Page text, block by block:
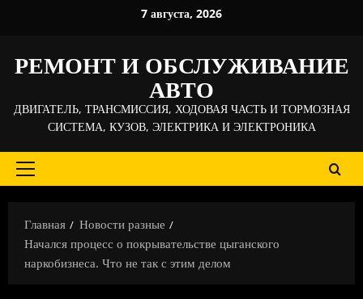
7 августа, 2026
РЕМОНТ И ОБСЛУЖИВАНИЕ
АВТО
ДВИГАТЕЛЬ, ТРАНСМИССИЯ, ХОДОВАЯ ЧАСТЬ И ТОРМОЗНАЯ
СИСТЕМА, КУЗОВ, ЭЛЕКТРИКА И ЭЛЕКТРОНИКА
Основное
Главная
Новости разные
Начался процесс о покрывательстве цыганского
наркобизнеса. Что не так с этим делом